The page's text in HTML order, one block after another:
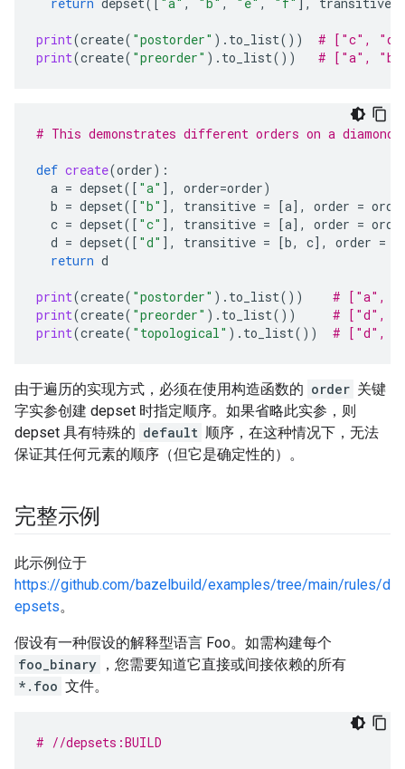
print(create( "postorder" ) . to_list())
# ["c",
print(create( "preorder" ) . to_list()) # ["a",
# This demonstrates different orders on a diamond
def create(order):
a = depset([ "a" ], order=order)
b = depset([ "b" ], transitive = [a], order =
c = depset([ "c" ], transitive = [a], order =
d = depset([ "d" ], transitive = [b, c], order =
return d
print(create( "postorder" ) . to_list())
# ["a",
print(create( "preorder" ) . to_list())
# ["d",
print(create( "topological" ) . to_list()) # ["d",
由于遍历的实现方式，必须在使用构造函数的 order 关键
字实参创建 depset 时指定顺序。如果省略此实参，则
depset 具有特殊的 default 顺序，在这种情况下，无法
保证其任何元素的顺序（但它是确定性的）。
完整示例
此示例位于
https://github.com/bazelbuild/examples/tree/main/rules/d
epsets。
假设有一种假设的解释型语言 Foo。如需构建每个
foo_binary ，您需要知道它直接或间接依赖的所有
*.foo 文件。
# //depsets:BUILD